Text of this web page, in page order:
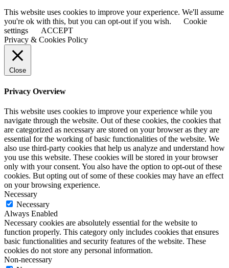
This website uses cookies to improve your experience. We'll assume
you're ok with this, but you can opt-out if you wish.
Cookie
settings
ACCEPT
Privacy & Cookies Policy
Close
Privacy Overview
This website uses cookies to improve your experience while you
navigate through the website. Out of these cookies, the cookies that
are categorized as necessary are stored on your browser as they are
essential for the working of basic functionalities of the website. We
also use third-party cookies that help us analyze and understand how
you use this website. These cookies will be stored in your browser
only with your consent. You also have the option to opt-out of these
cookies. But opting out of some of these cookies may have an effect
on your browsing experience.
Necessary
Necessary
Always Enabled
Necessary cookies are absolutely essential for the website to
function properly. This category only includes cookies that ensures
basic functionalities and security features of the website. These
cookies do not store any personal information.
Non-necessary